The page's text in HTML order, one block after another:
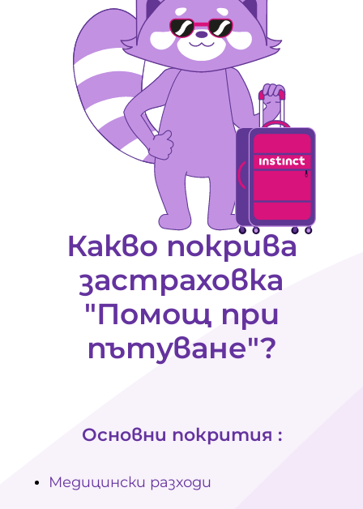
Какво покрива
застраховка
"Помощ при
пътуване"?
Основни покрития :
Медицински разходи